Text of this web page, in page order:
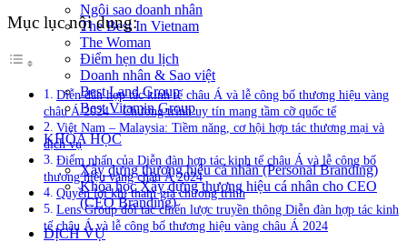
Ngôi sao doanh nhân
The Best In Vietnam
The Woman
Điểm hẹn du lịch
Doanh nhân & Sao việt
Best Land Group
Best Vitamin Group
KHÓA HỌC
Xây dựng thương hiệu cá nhân (Personal Branding)
Khóa học Xây dựng thương hiệu cá nhân cho CEO
(CEO Branding)
DỊCH VỤ
Mục lục nội dung:
Diễn đàn hợp tác kinh tế châu Á và lễ công bố thương hiệu vàng
châu Á 2024 – Chương trình uy tín mang tầm cỡ quốc tế
Việt Nam – Malaysia: Tiềm năng, cơ hội hợp tác thương mại và
dịch vụ
Điểm nhấn của Diễn đàn hợp tác kinh tế châu Á và lễ công bố
thương hiệu vàng châu Á 2024
Quyền lợi khi tham gia chương trình
Lens Group đối tác chiến lược truyền thông Diễn đàn hợp tác kinh
tế châu Á và lễ công bố thương hiệu vàng châu Á 2024